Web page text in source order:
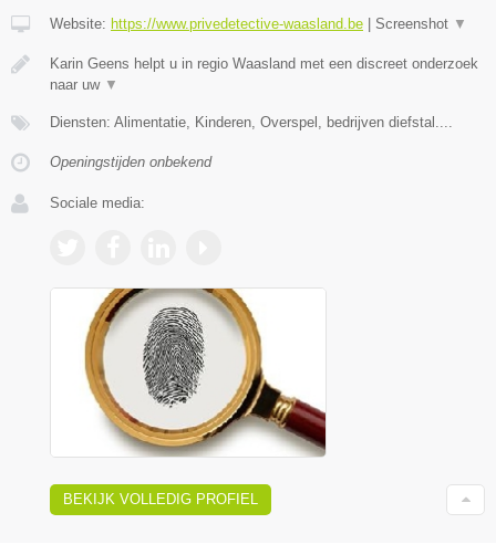
Website: https://www.privedetective-waasland.be Screenshot ▼
Karin Geens helpt u in regio Waasland met een discreet onderzoek
naar uw ▼
Diensten: Alimentatie, Kinderen, Overspel, bedrijven diefstal....
Openingstijden onbekend
Sociale media:
BEKIJK VOLLEDIG PROFIEL